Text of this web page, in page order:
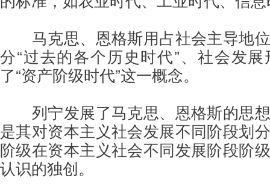
马克思、恩格斯用占社会主导地
分“过去的各个历史时代”、社会发
了“资产阶级时代”这一概念。
列宁发展了马克思、恩格斯的思
是其对资本主义社会发展不同阶段划
阶级在资本主义社会不同发展阶段阶
认识的独创。